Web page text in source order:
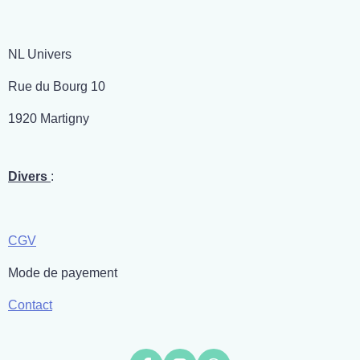
NL Univers
Rue du Bourg 10
1920 Martigny
Divers :
CGV
Mode de payement
Contact